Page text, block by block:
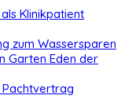
Klinikpatient
zum Wassersparen
Garten Eden der
Pachtvertrag